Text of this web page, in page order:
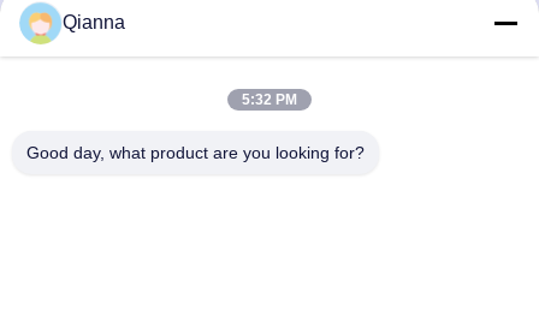
ที่อยู่
Qianna
5:32 PM
Good day, what product are you looking for?